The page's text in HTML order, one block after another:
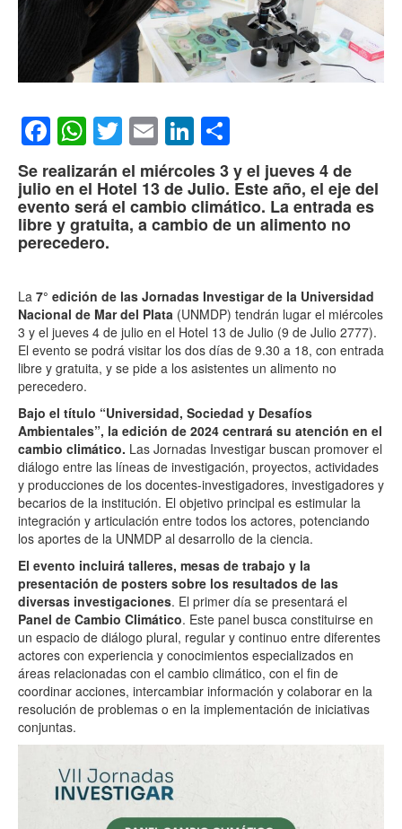
Facebook
WhatsApp
Twitter
EmailLinkedIn
Se realizarán el miércoles 3 y el jueves 4 de
julio en el Hotel 13 de Julio. Este año, el eje del
evento será el cambio climático. La entrada es
libre y gratuita, a cambio de un alimento no
perecedero.
La 7° edición de las Jornadas Investigar de la Universidad
Nacional de Mar del Plata (UNMDP) tendrán lugar el miércoles
3 y el jueves 4 de julio en el Hotel 13 de Julio (9 de Julio 2777).
El evento se podrá visitar los dos días de 9.30 a 18, con entrada
libre y gratuita, y se pide a los asistentes un alimento no
perecedero.
Bajo el título “Universidad, Sociedad y Desafíos
Ambientales”, la edición de 2024 centrará su atención en el
cambio climático. Las Jornadas Investigar buscan promover el
diálogo entre las líneas de investigación, proyectos, actividades
y producciones de los docentes-investigadores, investigadores y
becarios de la institución. El objetivo principal es estimular la
integración y articulación entre todos los actores, potenciando
los aportes de la UNMDP al desarrollo de la ciencia.
El evento incluirá talleres, mesas de trabajo y la
presentación de posters sobre los resultados de las
diversas investigaciones. El primer día se presentará el
Panel de Cambio Climático. Este panel busca constituirse en
un espacio de diálogo plural, regular y continuo entre diferentes
actores con experiencia y conocimientos especializados en
áreas relacionadas con el cambio climático, con el fin de
coordinar acciones, intercambiar información y colaborar en la
resolución de problemas o en la implementación de iniciativas
conjuntas.